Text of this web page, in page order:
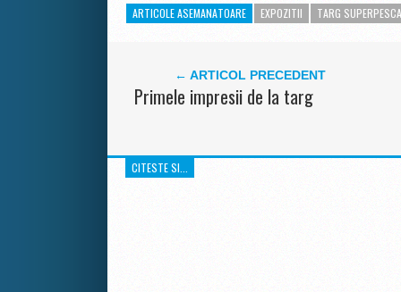
ARTICOLE ASEMANATOARE EXPOZITII TARG
← ARTICOL PRECEDENT
Primele impresii de la targ
CITESTE SI...